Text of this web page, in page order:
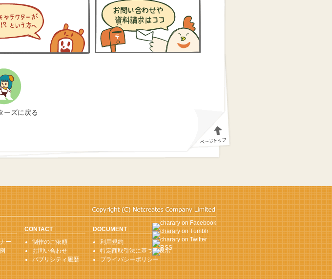
ーズに戻る
ー
CONTACT
制作のご依頼
お問い合わせ
パブリシティ履歴
DOCUMENT
利用規約
特定商取引法に基づく表示
プライバシーポリシー